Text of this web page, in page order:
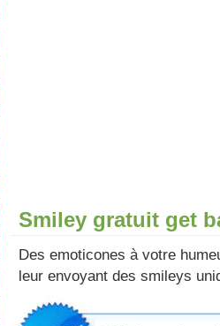
Smiley gratuit get
Des emoticones à votre
leur envoyant des smileys